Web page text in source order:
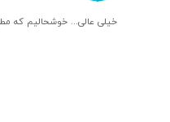
خیلی عالی... خوشحالیم که